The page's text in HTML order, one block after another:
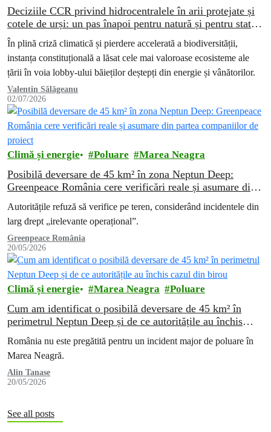
Deciziile CCR privind hidrocentralele în arii protejate și
cotele de urși: un pas înapoi pentru natură și pentru statul
de drept
În plină criză climatică și pierdere accelerată a biodiversității,
instanța constituțională a lăsat cele mai valoroase ecosisteme ale
țării în voia lobby-ului băieților deștepți din energie și vânătorilor.
Valentin Sălăgeanu
02/07/2026
Climă și energie Poluare Marea Neagra
Posibilă deversare de 45 km² în zona Neptun Deep:
Greenpeace România cere verificări reale și asumare din
Autoritățile refuză să verifice pe teren, considerând incidentele din
larg drept „irelevante operațional”.
Greenpeace România
20/05/2026
Climă și energie Marea Neagra Poluare
Cum am identificat o posibilă deversare de 45 km² în
perimetrul Neptun Deep și de ce autoritățile au închis
cazul din birou
România nu este pregătită pentru un incident major de poluare în
Marea Neagră.
Alin Tanase
20/05/2026
See all posts